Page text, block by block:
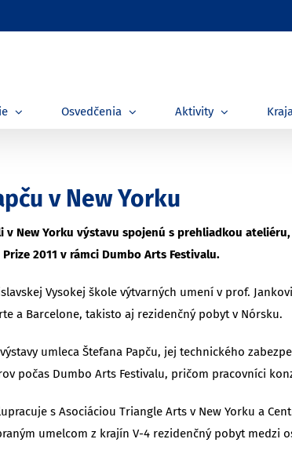
Osvedčenia Aktivity
v New Yorku
New Yorku výstavu spojenú s prehliadkou
2011 v rámci Dumbo Arts Festivalu.
Vysokej škole výtvarných umení v prof.
a Barcelone, takisto aj rezidenčný pobyt v Nórsku.
umleca Štefana Papču, jej technického
počas Dumbo Arts Festivalu, pričom pracovníci
s Asociáciou Triangle Arts v New Yorku a
umelcom z krajín V-4 rezidenčný pobyt medzi